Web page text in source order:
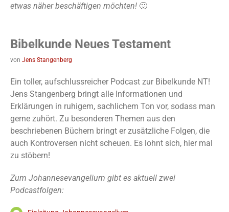
etwas näher beschäftigen möchten! 🙂
Bibelkunde Neues Testament
von Jens Stangenberg
Ein toller, aufschlussreicher Podcast zur Bibelkunde NT!
Jens Stangenberg bringt alle Informationen und
Erklärungen in ruhigem, sachlichem Ton vor, sodass man
gerne zuhört. Zu besonderen Themen aus den
beschriebenen Büchern bringt er zusätzliche Folgen, die
auch Kontroversen nicht scheuen. Es lohnt sich, hier mal
zu stöbern!
Zum Johannesevangelium gibt es aktuell zwei
Podcastfolgen: